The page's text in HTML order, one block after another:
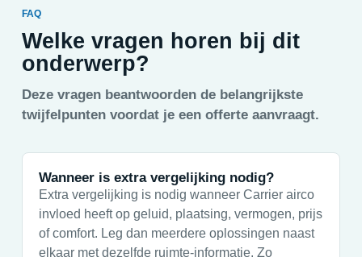
FAQ
Welke vragen horen bij dit
onderwerp?
Deze vragen beantwoorden de belangrijkste
twijfelpunten voordat je een offerte aanvraagt.
Wanneer is extra vergelijking nodig?
Extra vergelijking is nodig wanneer Carrier airco
invloed heeft op geluid, plaatsing, vermogen, prijs
of comfort. Leg dan meerdere oplossingen naast
elkaar met dezelfde ruimte-informatie. Zo